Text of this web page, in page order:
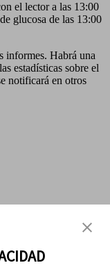
el lector a las 13:00
glucosa de las 13:00
informes. Habrá una
estadísticas sobre el
notificará en otros